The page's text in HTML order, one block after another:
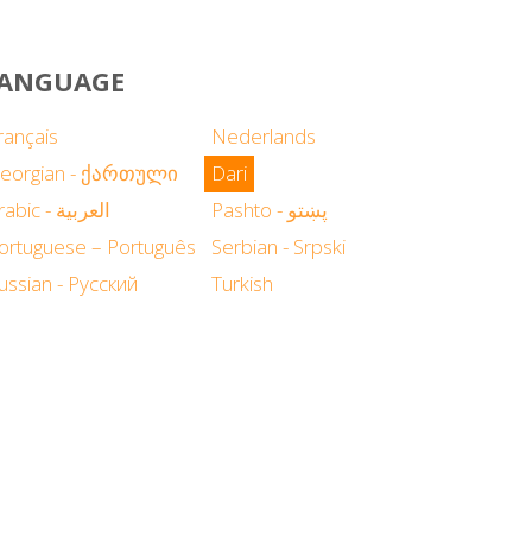
Nederlands
- ქართული
Dari
Arabic - العربية
Pashto - پښتو
– Português
Serbian - Srpski
- Русский Turkish